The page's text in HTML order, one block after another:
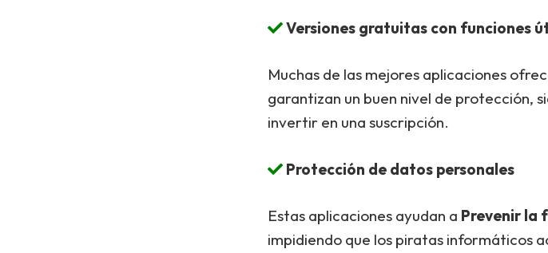
Versiones gratuitas con funciones
Muchas de las mejores aplicaciones
garantizan un buen nivel de protección,
invertir en una suscripción.
Protección de datos personales
Estas aplicaciones ayudan a Prevenir la
impidiendo que los piratas informáticos